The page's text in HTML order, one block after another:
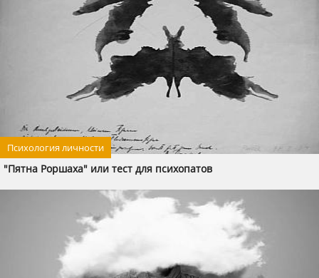
Психология личности
"Пятна Роршаха" или тест для психопатов